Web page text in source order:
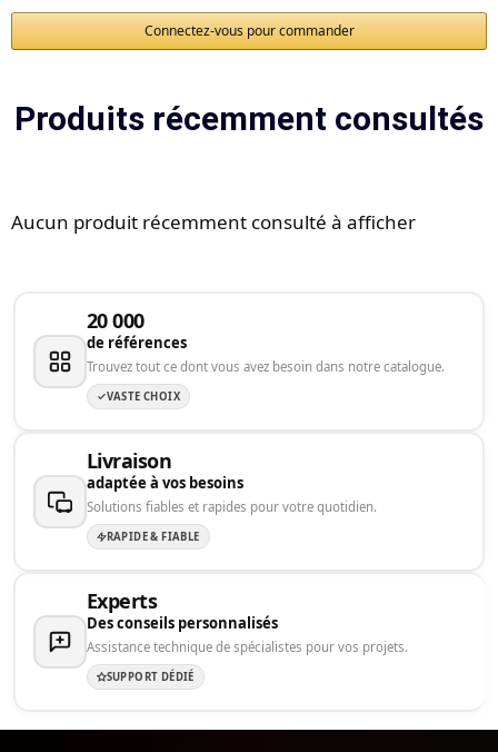
Connectez-vous pour commander
Produits récemment consultés
Aucun produit récemment consulté à afficher
20 000
de références
Trouvez tout ce dont vous avez besoin dans notre catalogue.
VASTE CHOIX
Livraison
adaptée à vos besoins
Solutions fiables et rapides pour votre quotidien.
RAPIDE & FIABLE
Experts
Des conseils personnalisés
Assistance technique de spécialistes pour vos projets.
SUPPORT DÉDIÉ